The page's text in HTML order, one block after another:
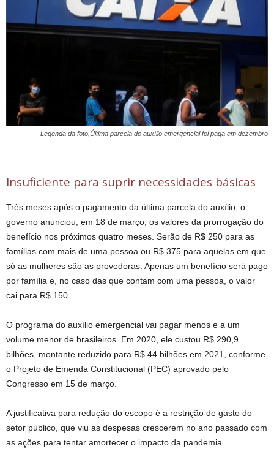
Legenda da foto,Última parcela do auxílio emergencial foi paga em dezembro
Insuficiente para suprir necessidades básicas
Três meses após o pagamento da última parcela do auxílio, o
governo anunciou, em 18 de março, os valores da prorrogação do
benefício nos próximos quatro meses. Serão de R$ 250 para as
famílias com mais de uma pessoa ou R$ 375 para aquelas em que
só as mulheres são as provedoras. Apenas um benefício será pago
por família e, no caso das que contam com uma pessoa, o valor
cai para R$ 150.
O programa do auxílio emergencial vai pagar menos e a um
volume menor de brasileiros. Em 2020, ele custou R$ 290,9
bilhões, montante reduzido para R$ 44 bilhões em 2021, conforme
o Projeto de Emenda Constitucional (PEC) aprovado pelo
Congresso em 15 de março.
A justificativa para redução do escopo é a restrição de gasto do
setor público, que viu as despesas crescerem no ano passado com
as ações para tentar amortecer o impacto da pandemia.